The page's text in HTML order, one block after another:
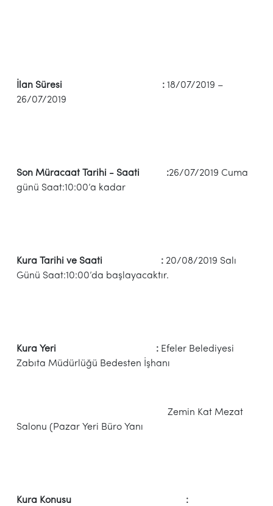
İlan Süresi : 18/07/2019 –
26/07/2019
Son Müracaat Tarihi - Saati :26/07/2019 Cuma
günü Saat:10:00’a kadar
Kura Tarihi ve Saati : 20/08/2019 Salı
Günü Saat:10:00’da başlayacaktır.
Kura Yeri : Efeler Belediyesi
Zabıta Müdürlüğü Bedesten İşhanı
Zemin Kat Mezat
Salonu (Pazar Yeri Büro Yanı
Kura Konusu :